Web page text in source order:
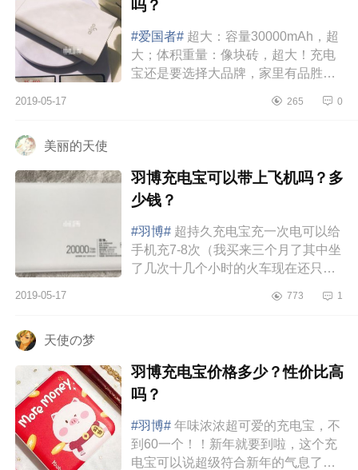
吗？
#爱国者# 超大：容量30000mAh，超
大；体积重量：像块砖，超大！充电
宝还是要选择大品牌，家里有品胜、
充电宝就不够我和老公两个人用
2019-05-17 265 0
美丽的天使
羽博充电宝可以带上飞机吗？多
少钱？
#羽博# 超持久充电宝充一次电可以给
手机充7-8次（我买来三个月了其中坐
了几次十几个小时的火车现在还只充
不感叹它的持久性）白色简约款...
2019-05-17 773 1
天使の梦
羽博充电宝价格多少？性价比高
吗？
#羽博# 年味浓浓超可爱的充电宝，不
到60一个！！新年就要到啦，这个充
电宝可以说超级符合新年的气息了～